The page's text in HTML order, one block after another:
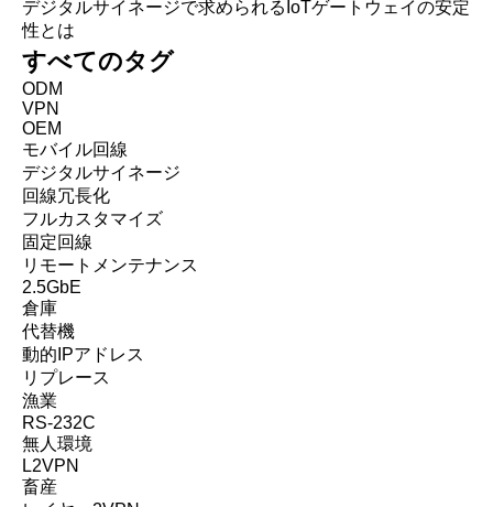
デジタルサイネージで求められるIoTゲートウェイの安定
性とは
すべてのタグ
ODM
VPN
OEM
モバイル回線
デジタルサイネージ
回線冗長化
フルカスタマイズ
固定回線
リモートメンテナンス
2.5GbE
倉庫
代替機
動的IPアドレス
リプレース
漁業
RS-232C
無人環境
L2VPN
畜産